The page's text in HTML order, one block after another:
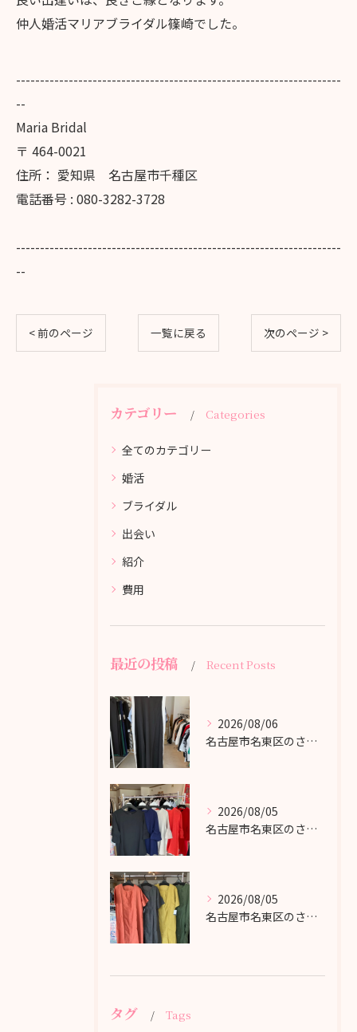
仲人婚活マリアブライダル篠崎でした。
--------------------------------------------------------------------
--
Maria Bridal
〒 464-0021
住所： 愛知県 名古屋市千種区
電話番号 : 080-3282-3728
--------------------------------------------------------------------
--
< 前のページ 一覧に戻る 次のページ >
カテゴリー Categories
全てのカテゴリー
婚活
ブライダル
出会い
紹介
費用
最近の投稿 Recent Posts
2026/08/06
名古屋市名東区のさくら洋品店です♪
2026/08/05
名古屋市名東区のさくら洋品店です♪
2026/08/05
名古屋市名東区のさくら洋品店です♪
タグ Tags